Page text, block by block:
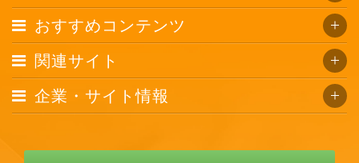
おすすめコンテンツ
関連サイト
企業・サイト情報